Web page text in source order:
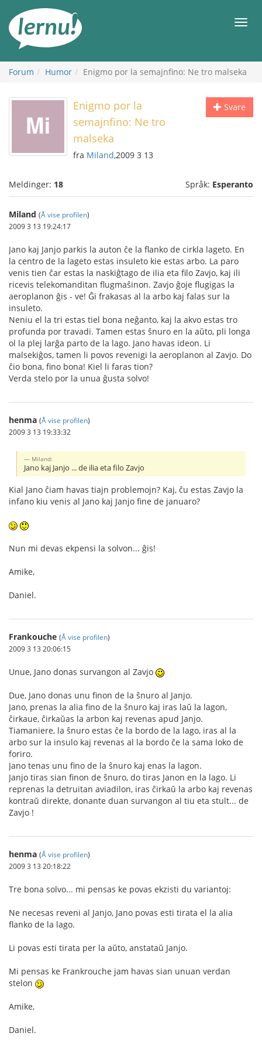
innholdet
Meny
Forum Humor Enigmo por la semajnfino: Ne tro malseka
Svare
Enigmo por la
semajnfino: Ne tro
malseka
fra Miland,2009 3 13
Meldinger: 18 Språk: Esperanto
Miland (Å vise profilen)
2009 3 13 19:24:17
Jano kaj Janjo parkis la auton ĉe la flanko de cirkla lageto. En
la centro de la lageto estas insuleto kie estas arbo. La paro
venis tien ĉar estas la naskiĝtago de ilia eta filo Zavjo, kaj ili
ricevis telekomanditan flugmaŝinon. Zavjo ĝoje flugigas la
aeroplanon ĝis - ve! Ĝi frakasas al la arbo kaj falas sur la
insuleto.
Neniu el la tri estas tiel bona neĝanto, kaj la akvo estas tro
profunda por travadi. Tamen estas ŝnuro en la aŭto, pli longa
ol la plej larĝa parto de la lago. Jano havas ideon. Li
malsekiĝos, tamen li povos revenigi la aeroplanon al Zavjo. Do
ĉio bona, fino bona! Kiel li faras tion?
Verda stelo por la unua ĝusta solvo!
henma (Å vise profilen)
2009 3 13 19:33:32
Miland:
Jano kaj Janjo ... de ilia eta filo Zavjo
Kial Jano ĉiam havas tiajn problemojn? Kaj, ĉu estas Zavjo la
infano kiu venis al Jano kaj Janjo fine de januaro?
Nun mi devas ekpensi la solvon... ĝis!
Amike,
Daniel.
Frankouche (Å vise profilen)
2009 3 13 20:06:15
Unue, Jano donas survangon al Zavjo
Due, Jano donas unu finon de la ŝnuro al Janjo.
Jano, prenas la alia fino de la ŝnuro kaj iras laŭ la lagon,
ĉirkaue, ĉirkaŭas la arbon kaj revenas apud Janjo.
Tiamaniere, la ŝnuro estas ĉe la bordo de la lago, iras al la
arbo sur la insulo kaj revenas al la bordo ĉe la sama loko de
foriro.
Jano tenas unu fino de la ŝnuro kaj enas la lagon.
Janjo tiras sian finon de ŝnuro, do tiras Janon en la lago. Li
reprenas la detruitan aviadilon, iras ĉirkaŭ la arbo kaj revenas
kontraŭ direkte, donante duan survangon al tiu eta stult... de
Zavjo !
henma (Å vise profilen)
2009 3 13 20:18:22
Tre bona solvo... mi pensas ke povas ekzisti du variantoj:
Ne necesas reveni al Janjo, Jano povas esti tirata el la alia
flanko de la lago.
Li povas esti tirata per la aŭto, anstataŭ Janjo.
Mi pensas ke Frankrouche jam havas sian unuan verdan
stelon
Amike,
Daniel.